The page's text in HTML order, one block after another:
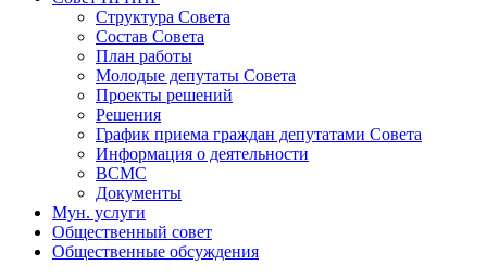
Структура Совета
Состав Совета
План работы
Молодые депутаты Совета
Проекты решений
Решения
График приема граждан депутатами Совета
Информация о деятельности
ВСМС
Документы
Мун. услуги
Общественный совет
Общественные обсуждения